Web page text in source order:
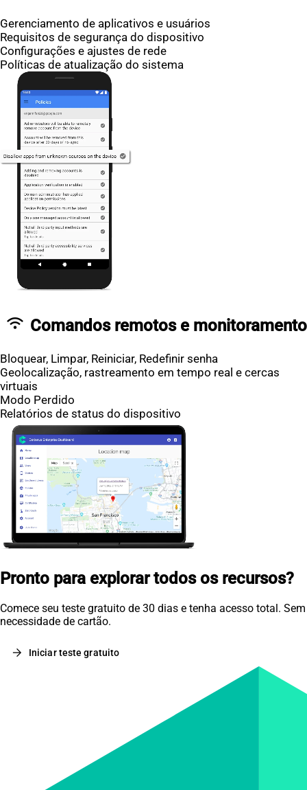
Gerenciamento de aplicativos e usuários
Requisitos de segurança do dispositivo
Configurações e ajustes de rede
Políticas de atualização do sistema
wifi Comandos remotos e monitoramento
Bloquear, Limpar, Reiniciar, Redefinir senha
Geolocalização, rastreamento em tempo real e cercas
virtuais
Modo Perdido
Relatórios de status do dispositivo
Pronto para explorar todos os recursos?
Comece seu teste gratuito de 30 dias e tenha acesso total. Sem
necessidade de cartão.
arrow_forward Iniciar teste gratuito